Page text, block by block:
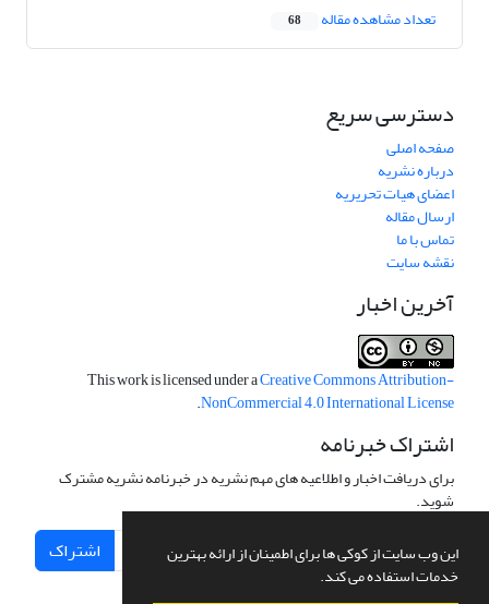
این وب سایت از کوکی ها برای اطمینان از ارائه بهترین
خدمات استفاده می کند.
تعداد مشاهده مقاله 68
دسترسی سریع
صفحه اصلی
درباره نشریه
اعضای هیات تحریریه
ارسال مقاله
تماس با ما
نقشه سایت
آخرین اخبار
This work is licensed under aCreative Commons Attribution-
NonCommercial 4.0 International License
.
اشتراک خبرنامه
برای دریافت اخبار و اطلاعیه های مهم نشریه در خبرنامه نشریه مشترک
شوید.
اشتراک